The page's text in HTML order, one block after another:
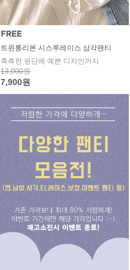
트윈롱리본 시스루레이스 삼각팬티
촉촉한 원단에 예쁜 디자인까지
13,000원
7,900원